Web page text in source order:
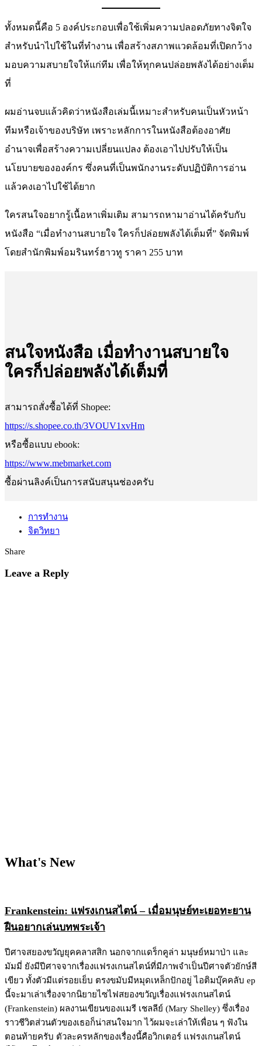
ทั้งหมดนี้คือ 5 องค์ประกอบเพื่อใช้เพิ่มความปลอดภัยทางจิตใจ
สำหรับนำไปใช้ในที่ทำงาน เพื่อสร้างสภาพแวดล้อมที่เปิดกว้าง
มอบความสบายใจให้แก่ทีม เพื่อให้ทุกคนปล่อยพลังได้อย่างเต็ม
ที่
ผมอ่านจบแล้วคิดว่าหนังสือเล่มนี้เหมาะสำหรับคนเป็นหัวหน้า
ทีมหรือเจ้าของบริษัท เพราะหลักการในหนังสือต้องอาศัย
อำนาจเพื่อสร้างความเปลี่ยนแปลง ต้องเอาไปปรับให้เป็น
นโยบายขององค์กร ซึ่งคนที่เป็นพนักงานระดับปฏิบัติการอ่าน
แล้วคงเอาไปใช้ได้ยาก
ใครสนใจอยากรู้เนื้อหาเพิ่มเติม สามารถหามาอ่านได้ครับกับ
หนังสือ “เมื่อทำงานสบายใจ ใครก็ปล่อยพลังได้เต็มที่” จัดพิมพ์
โดยสำนักพิมพ์อมรินทร์ฮาวทู ราคา 255 บาท
สนใจหนังสือ เมื่อทำงานสบายใจ
ใครก็ปล่อยพลังได้เต็มที่
สามารถสั่งซื้อได้ที่ Shopee:
https://s.shopee.co.th/3VOUV1xvHm
หรือซื้อแบบ ebook:
https://www.mebmarket.com
ซื้อผ่านลิงค์เป็นการสนับสนุนช่องครับ
การทำงาน
จิตวิทยา
Share
Leave a Reply
What's New
Frankenstein: แฟรงเกนสไตน์ – เมื่อมนุษย์ทะเยอทะยาน
ฝืนอยากเล่นบทพระเจ้า
ปีศาจสยองขวัญยุคคลาสสิก นอกจากแดร็กคูล่า มนุษย์หมาป่า และ
มัมมี่ ยังมีปีศาจจากเรื่องแฟรงเกนสไตน์ที่มีภาพจำเป็นปีศาจตัวยักษ์สี
เขียว ทั้งตัวมีแต่รอยเย็บ ตรงขมับมีหมุดเหล็กปักอยู่ ไอติมบุ๊คคลับ ep
นี้จะมาเล่าเรื่องจากนิยายไซไฟสยองขวัญเรื่องแฟรงเกนสไตน์
(Frankenstein) ผลงานเขียนของแมรี เชลลีย์ (Mary Shelley) ซึ่งเรื่อง
ราวชีวิตส่วนตัวของเธอก็น่าสนใจมาก ไว้ผมจะเล่าให้เพื่อน ๆ ฟังใน
ตอนท้ายครับ ตัวละครหลักของเรื่องนี้คือวิกเตอร์ แฟรงเกนสไตน์